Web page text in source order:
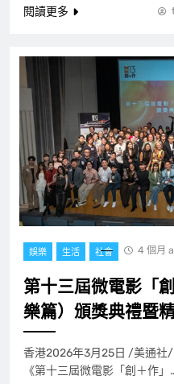
閱讀更多
娛樂 生活 社會 4 個月
第十三屆微電影「
樂篇）頒獎典禮暨
香港2026年3月25日 /美通社
《第十三屆微電影「創＋作」